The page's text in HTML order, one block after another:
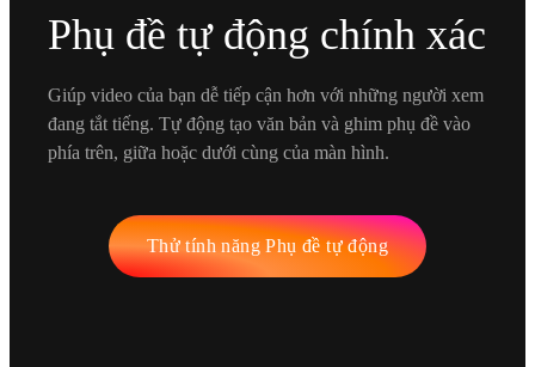
Phụ đề tự động chính xác
Giúp video của bạn dễ tiếp cận hơn với những người xem
đang tắt tiếng. Tự động tạo văn bản và ghim phụ đề vào
phía trên, giữa hoặc dưới cùng của màn hình.
Thử tính năng Phụ đề tự động